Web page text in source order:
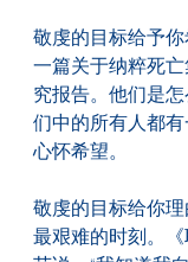
敬虔的目标给予
一篇关于纳粹死
究报告。他们是
们中的所有人都
心怀希望。
敬虔的目标给你
最艰难的时刻。《